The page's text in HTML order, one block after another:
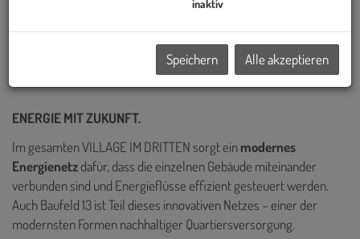
Donaukanal. Auch das VILLAGE IM DRITTEN reiht sich in diese
ENERGIE MIT ZUKUNFT.
Im gesamten VILLAGE IM DRITTEN sorgt einmodernes
Energienetzdafür, dass die einzelnen Gebäude miteinander
verbunden sind und Energieflüsse effizient gesteuert werden.
Auch Baufeld 13 ist Teil dieses innovativen Netzes – einer der
modernsten Formen nachhaltiger Quartiersversorgung.
inaktiv
Speichern Alle akzeptieren